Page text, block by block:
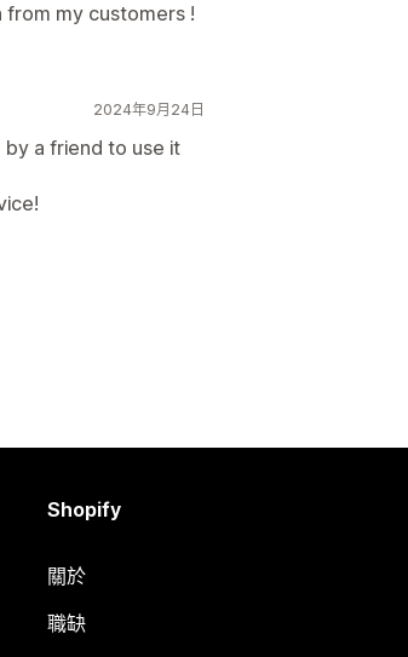
my customers !
2024年9月24日
a friend to use it
Shopify
關於
職缺